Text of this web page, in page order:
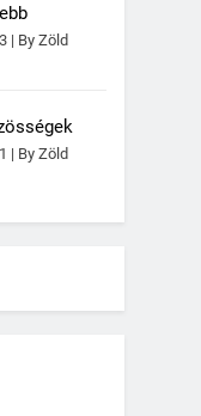
By Zöld
By Zöld